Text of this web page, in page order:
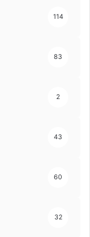
114
83
2
43
60
32